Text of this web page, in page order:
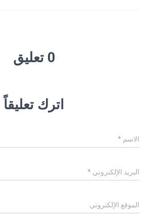
0 تعليق
اترك تعليقاً
الاسم *
البريد الإلكتروني *
الموقع الإلكتروني